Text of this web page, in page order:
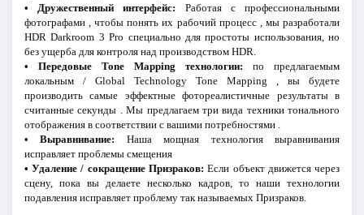
• Дружественный интерфейс: Работая с профессиональными
фотографами , чтобы понять их рабочий процесс , мы разработали
HDR Darkroom 3 Pro специально для простоты использования, но
без ущерба для контроля над производством HDR.
• Передовые Tone Mapping технологии: по предлагаемым
локальным / Global Technology Tone Mapping , вы будете
производить самые эффектные фотореалистичные результаты в
считанные секунды . Мы предлагаем три вида техники тонального
отображения в соответствии с вашими потребностями .
• Выравнивание: Наша мощная технология выравнивания
исправляет проблемы смещения
• Удаление / сокращение Призраков: Если объект движется через
сцену, пока вы делаете несколько кадров, то наши технологии
подавления исправляет проблему так называемых Призраков.